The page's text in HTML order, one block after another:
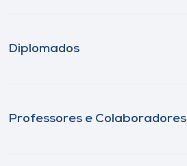
Diplomados
Professores e Colaboradores